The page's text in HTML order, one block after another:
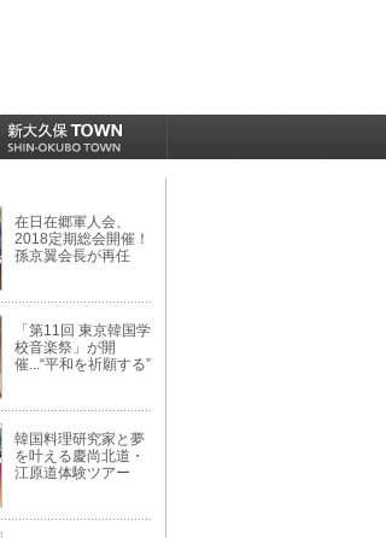
在日在郷軍人会、
2018定期総会開催！
孫京翼会長が再任
「第11回 東京韓国学
校音楽祭」が開
催...“平和を祈願する”
韓国料理研究家と夢
を叶える慶尚北道・
江原道体験ツアー